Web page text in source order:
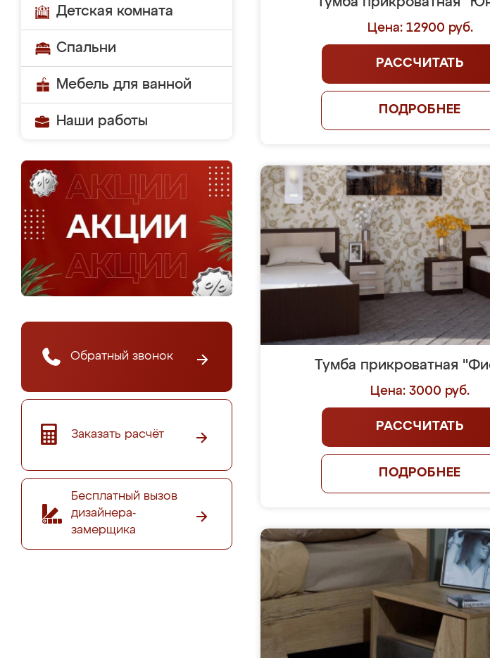
Детская комната
Спальни
Мебель для ванной
Наши работы
Обратный звонок
Заказать расчёт
Бесплатный вызов
дизайнера-
замерщика
Цена: 12900 руб.
РАССЧИТАТЬ
ПОДРОБНЕЕ
Тумба прикроватная
Цена: 3000 руб.
РАССЧИТАТЬ
ПОДРОБНЕЕ